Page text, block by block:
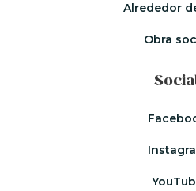
Alrededor
Obra